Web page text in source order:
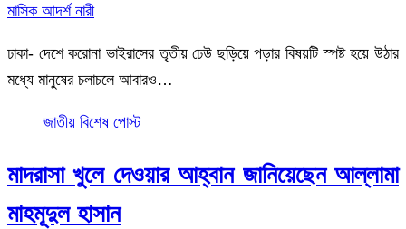
মাসিক আদর্শ নারী
ঢাকা- দেশে করোনা ভাইরাসের তৃতীয় ঢেউ ছড়িয়ে পড়ার বিষয়টি স্পষ্ট হয়ে উঠার
মধ্যে মানুষের চলাচলে আবারও…
জাতীয় বিশেষ পোস্ট
মাদরাসা খুলে দেওয়ার আহ্বান জানিয়েছেন আল্লামা
মাহমূদুল হাসান